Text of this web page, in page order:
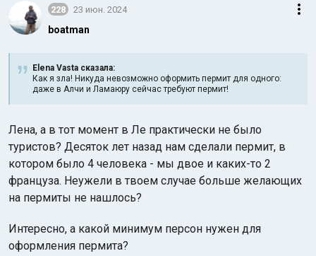
228 23 июн. 2024
boatman
Elena Vasta сказалa:
Как я зла! Никуда невозможно оформить пермит для одного:
даже в Алчи и Ламаюру сейчас требуют пермит!
Лена, а в тот момент в Ле практически не было
туристов? Десяток лет назад нам сделали пермит, в
котором было 4 человека - мы двое и каких-то 2
француза. Неужели в твоем случае больше желающих
на пермиты не нашлось?
Интересно, а какой минимум персон нужен для
оформления пермита?